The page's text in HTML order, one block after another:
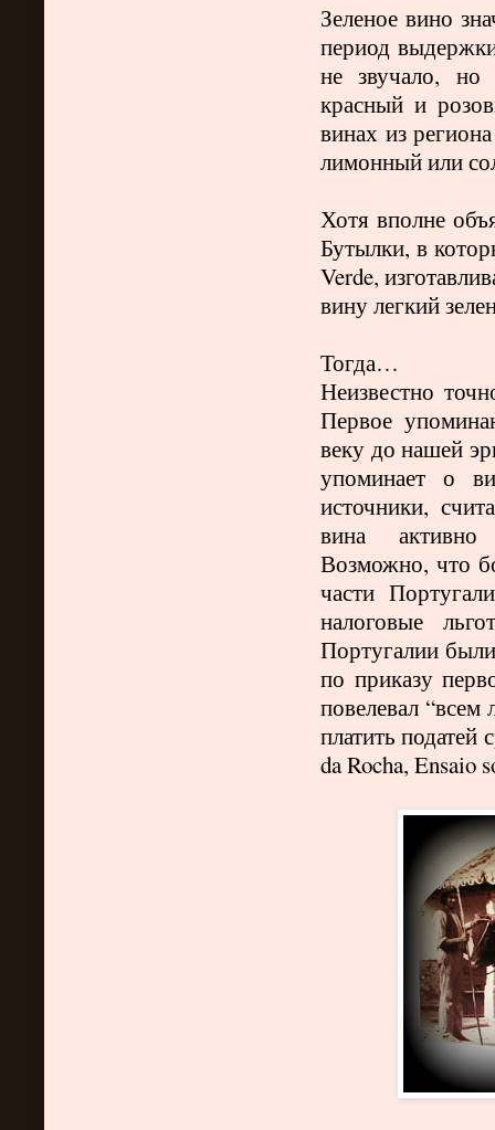
Зеленое вино
период
не звучало, но
красный и
винах из региона
лимонный или
Хотя вполне
Бутылки, в
Verde,
вину легкий
Тогда…
Неизвестно
Первое
веку до нашей
упоминает о
источники,
вина активно
Возможно, что
части
налоговые
Португалии
по приказу
повелевал
платить податей
da Rocha, Ensaio